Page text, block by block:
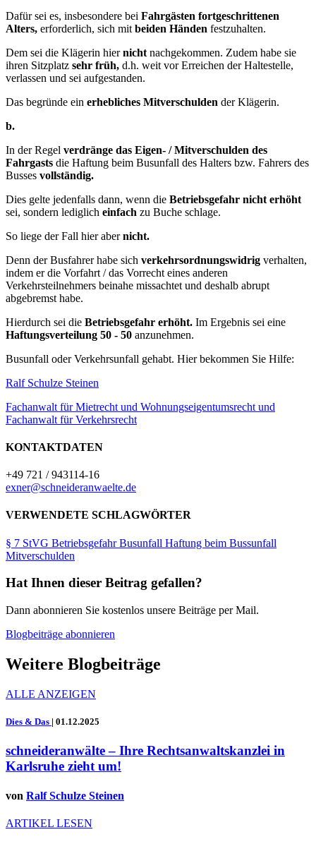
Dafür sei es, insbesondere bei Fahrgästen fortgeschrittenen
Alters, erforderlich, sich mit beiden Händen festzuhalten.
Dem sei die Klägerin hiernicht nachgekommen. Zudem habe sie
ihren Sitzplatz sehr früh, d.h. weit vor Erreichen der Haltestelle,
verlassen und sei aufgestanden.
Das begründe ein erhebliches Mitverschulden der Klägerin.
b.
In der Regel verdränge das Eigen- / Mitverschulden des
Fahrgasts die Haftung beim Busunfall des Halters bzw. Fahrers des
Busses vollständig.
Dies gelte jedenfalls dann, wenn die Betriebsgefahr nicht erhöht
sei, sondern lediglich einfach zu Buche schlage.
So liege der Fall hier abernicht.
Denn der Busfahrer habe sich verkehrsordnungswidrig verhalten,
indem er die Vorfahrt / das Vorrecht eines anderen
Verkehrsteilnehmers beinahe missachtet und deshalb abrupt
abgebremst habe.
Hierdurch sei die Betriebsgefahr erhöht. Im Ergebnis sei eine
Haftungsverteilung 50 - 50 anzunehmen.
Busunfall oder Verkehrsunfall gehabt. Hier bekommen Sie Hilfe:
Ralf Schulze Steinen
Fachanwalt für Mietrecht und Wohnungseigentumsrecht und
Fachanwalt für Verkehrsrecht
KONTAKTDATEN
+49 721 / 943114-16
exner@schneideranwaelte.de
VERWENDETE SCHLAGWÖRTER
§ 7 StVG BetriebsgefahrBusunfall Haftung beim Bussunfall
Mitverschulden
Hat Ihnen dieser Beitrag gefallen?
Dann abonnieren Sie kostenlos unsere Beiträge per Mail.
Blogbeiträge abonnieren
Weitere Blogbeiträge
ALLE ANZEIGEN
Dies & Das | 01.12.2025
schneideranwälte – Ihre Rechtsanwaltskanzlei in
Karlsruhe zieht um!
von Ralf Schulze Steinen
ARTIKEL LESEN